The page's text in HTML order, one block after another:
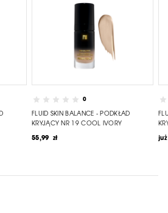
0
FLUID SKIN BALANCE - PODKŁAD
KRYJĄCY NR 19 COOL IVORY
55,99 zł